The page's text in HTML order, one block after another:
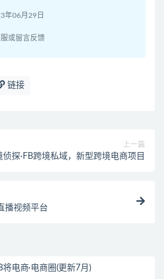
年06月29日
或留言反馈
链接
上一篇
侦探·FB跨境私域，新型跨境电商项目
播视频平台
将电商·电商圈(更新7月)